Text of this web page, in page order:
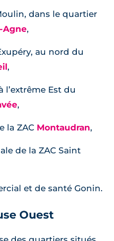
dans le quartier
Agne,
au nord du
,
l’extrême Est du
,
la ZAC Montaudran,
de la ZAC Saint
et de santé Gonin.
Ouest